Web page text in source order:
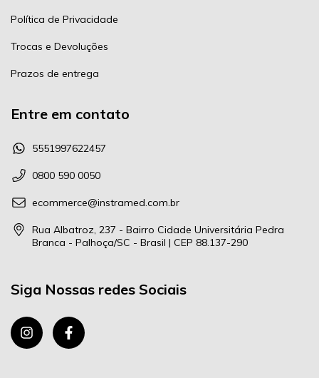
Política de Privacidade
Trocas e Devoluções
Prazos de entrega
Entre em contato
5551997622457
0800 590 0050
ecommerce@instramed.com.br
Rua Albatroz, 237 - Bairro Cidade Universitária Pedra
Branca - Palhoça/SC - Brasil | CEP 88.137-290
Siga Nossas redes Sociais